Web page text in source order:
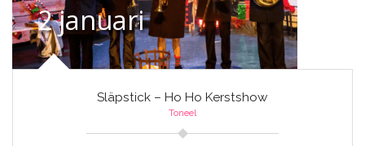
Släpstick – Ho Ho Kerstshow
Toneel
2 januari